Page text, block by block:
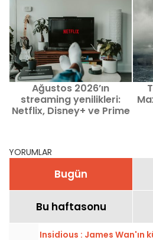
Ağustos 2026’ın
streaming yenilikleri:
Netflix, Disney+ ve Prime
YORUMLAR
Bugün
Bu haftasonu
Insidious : James Wan'ın